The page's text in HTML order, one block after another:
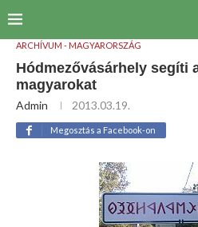
ARCHÍVUM - MAGYARORSZÁG
Hódmezővásárhely segíti
magyarokat
Admin 2013.03.19.
Megosztás a Facebook-on